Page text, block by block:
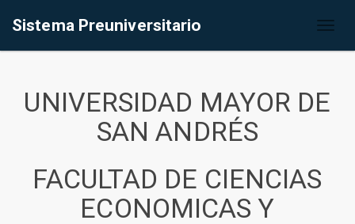
Sistema Preuniversitario
UNIVERSIDAD MAYOR DE
SAN ANDRÉS
FACULTAD DE CIENCIAS
ECONOMICAS Y